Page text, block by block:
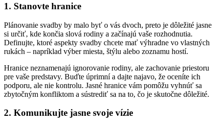
1. Stanovte hranice
Plánovanie svadby by malo byť o vás dvoch, preto je dôležité jasne
si určiť, kde končia slová rodiny a začínajú vaše rozhodnutia.
Definujte, ktoré aspekty svadby chcete mať výhradne vo vlastných
rukách – napríklad výber miesta, štýlu alebo zoznamu hostí.
Hranice neznamenajú ignorovanie rodiny, ale zachovanie priestoru
pre vaše predstavy. Buďte úprimní a dajte najavo, že oceníte ich
podporu, ale nie kontrolu. Jasné hranice vám pomôžu vyhnúť sa
zbytočným konfliktom a sústrediť sa na to, čo je skutočne dôležité.
2. Komunikujte jasne svoje vízie